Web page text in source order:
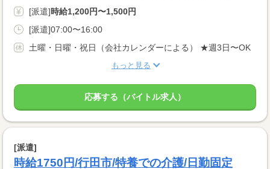
[派遣]時給1,200円〜1,500円
[派遣]07:00〜16:00
土曜・日曜・祝日（会社カレンダーによる） ★週3日〜OK
もっと見る
応募する（バイトル求人）
[派遣]
時給1750円/行田市/特養での介護/日勤固定